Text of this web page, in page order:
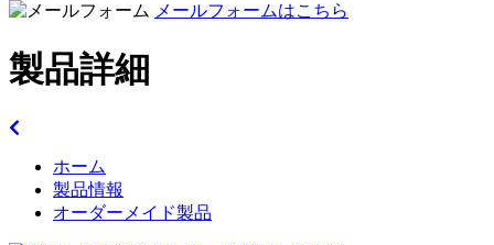
メールフォームはこちら
製品詳細
ホーム
製品情報
オーダーメイド製品